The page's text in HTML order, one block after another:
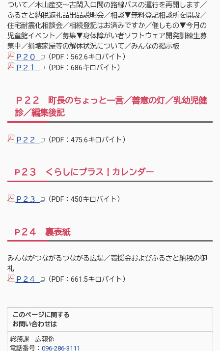
ついて／木山産交～古閑入口間の路線バスの運行を再開します／
ふるさと納税返礼品出品説明会／相談▼無料登記相談所を開設／
住宅耐震化相談会／相続登記はお済みですか／催しもの▼今月の
児童館イベント／募集▼身体障がい者ソフトウェア開発訓練生募
集中／損壊家屋等の解体状況について／みんなの掲示板
Ｐ２０
（PDF：562.6キロバイト）
Ｐ２１
（PDF：686キロバイト）
Ｐ２２ 町長のちょっと一言／善意の灯／乳幼児健
診／編集後記
Ｐ２２ （PDF：475.6キロバイト）
P２３ くらしにプラス！カレンダー
Ｐ２３ （PDF：450キロバイト）
P２４ 裏表紙
みんながつながるつながる広場／義援金およびふるさと納税の御
礼
Ｐ２４
（PDF：661.5キロバイト）
このページに関する
お問い合わせは
総務課 広報係
電話番号：096-286-3111